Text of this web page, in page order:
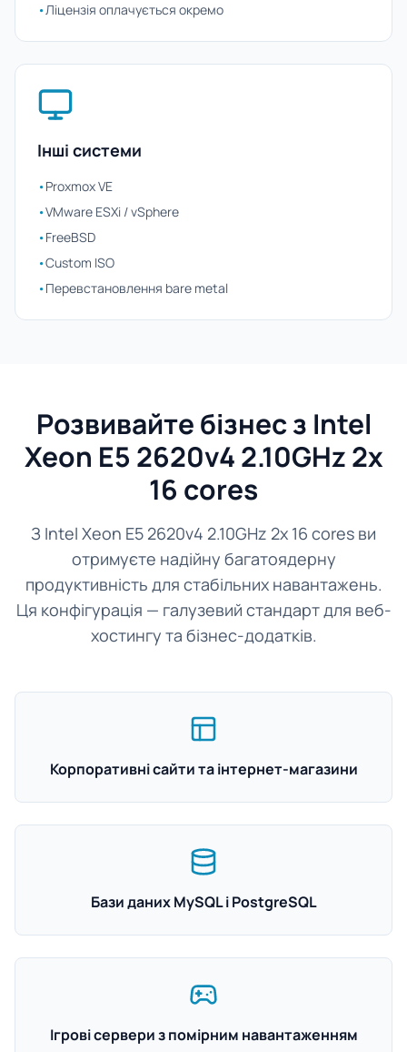
•Ліцензія оплачується окремо
Інші системи
•Proxmox VE
•VMware ESXi / vSphere
•FreeBSD
•Custom ISO
•Перевстановлення bare metal
Розвивайте бізнес з Intel
Xeon E5 2620v4 2.10GHz 2x
16 cores
З Intel Xeon E5 2620v4 2.10GHz 2x 16 cores ви
отримуєте надійну багатоядерну
продуктивність для стабільних навантажень.
Ця конфігурація — галузевий стандарт для веб-
хостингу та бізнес-додатків.
Корпоративні сайти та інтернет-магазини
Бази даних MySQL і PostgreSQL
Ігрові сервери з помірним навантаженням